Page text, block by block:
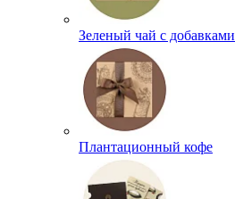
Зеленый чай с добавками
Плантационный кофе